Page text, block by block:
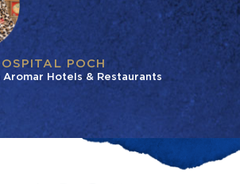
POCH
Hotels & Restaurants